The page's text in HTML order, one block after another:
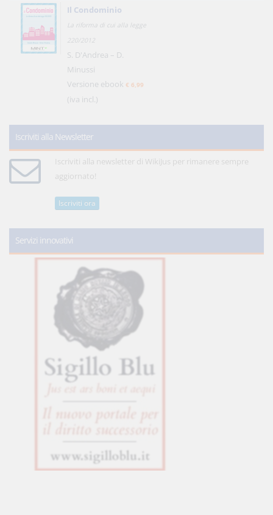
Il Condominio
La riforma di cui alla legge
220/2012
S. D'Andrea – D.
Minussi
Versione ebook € 6,99
(iva incl.)
Iscriviti alla Newsletter
Iscriviti alla newsletter di WikiJus per rimanere sempre
aggiornato!
Iscriviti ora
Servizi innovativi